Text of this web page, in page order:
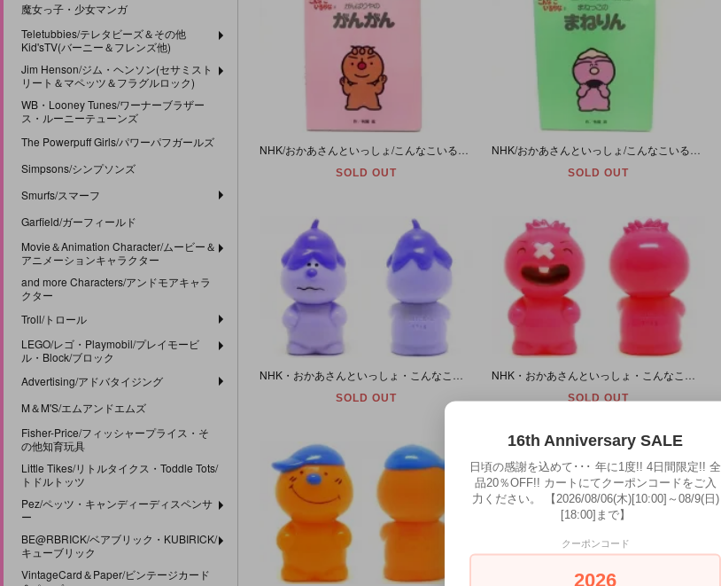
魔女っ子・少女マンガ
Teletubbies/テレタビーズ＆その他
Kid'sTV(バーニー＆フレンズ他)
Jim Henson/ジム・ヘンソン(セサミスト
リート＆マペッツ＆フラグルロック)
WB・Looney Tunes/ワーナーブラザー
ス・ルーニーテューンズ
The Powerpuff Girls/パワーパフガールズ
Simpsons/シンプソンズ
Smurfs/スマーフ
Garfield/ガーフィールド
Movie＆Animation Character/ムービー＆
アニメーションキャラクター
and more Characters/アンドモアキャラ
クター
Troll/トロール
LEGO/レゴ・Playmobil/プレイモービ
ル・Block/ブロック
Advertising/アドバタイジング
M＆M'S/エムアンドエムズ
Fisher-Price/フィッシャープライス・そ
の他知育玩具
Little Tikes/リトルタイクス・Toddle Tots/
トドルトッツ
Pez/ペッツ・キャンディーディスペンサ
ー
BE@RBRICK/ベアブリック・KUBIRICK/
キューブリック
VintageCard＆Paper/ビンテージカード
SOLD OUT SOLD OUT
SOLD OUT SOLD OUT
16th Anniversary SALE
日頃の感謝を込めて･･･ 年に1度!! 4日間限定!! 全
品20％OFF!! カートにてクーポンコードをご入
力ください。 【2026/08/06(木)[10:00]～08/9(日)
[18:00]まで】
クーポンコード
2026